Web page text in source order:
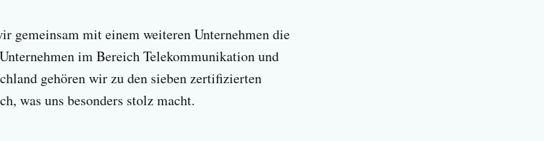
gemeinsam mit einem weiteren Unternehmen die
im Bereich Telekommunikation und
gehören wir zu den sieben zertifizierten
was uns besonders stolz macht.